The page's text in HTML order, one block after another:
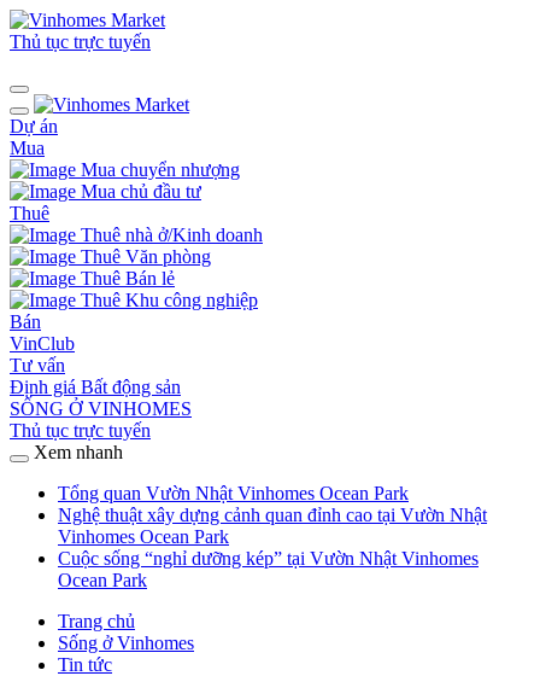
Thủ tục trực tuyến
Dự án
Mua
Mua chuyển nhượng
Mua chủ đầu tư
Thuê
Thuê nhà ở/Kinh doanh
Thuê Văn phòng
Thuê Bán lẻ
Thuê Khu công nghiệp
Bán
VinClub
Tư vấn
Định giá Bất động sản
SỐNG Ở VINHOMES
Thủ tục trực tuyến
Xem nhanh
Tổng quan Vườn Nhật Vinhomes Ocean Park
Nghệ thuật xây dựng cảnh quan đỉnh cao tại Vườn Nhật
Vinhomes Ocean Park
Cuộc sống “nghỉ dưỡng kép” tại Vườn Nhật Vinhomes
Ocean Park
Trang chủ
Sống ở Vinhomes
Tin tức